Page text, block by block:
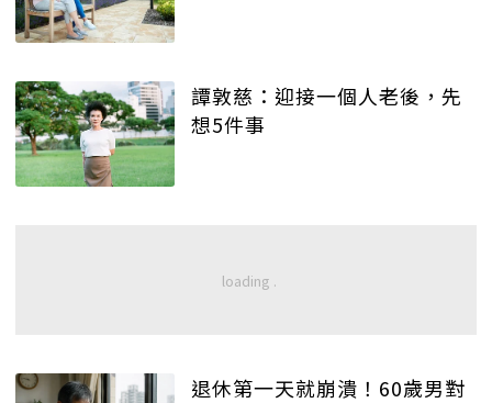
譚敦慈：迎接一個人老後，先
想5件事
退休第一天就崩潰！60歲男對